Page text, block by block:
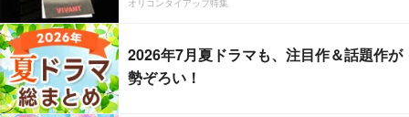
オリコンタイアップ特集
2026年7月夏ドラマも、注目作＆話題作が
勢ぞろい！